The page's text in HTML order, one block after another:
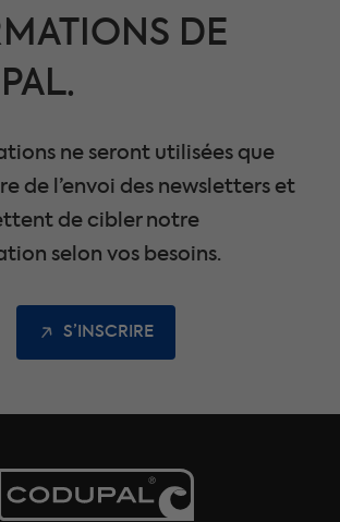
DE
ne seront utilisées que
de l’envoi des newsletters et
de cibler notre
selon vos besoins.
S’INSCRIRE